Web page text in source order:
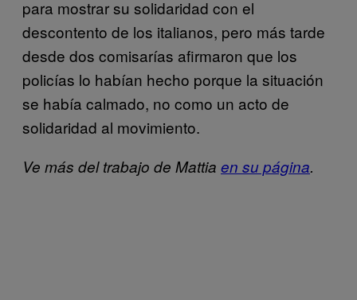
para mostrar su solidaridad con el
descontento de los italianos, pero más tarde
desde dos comisarías afirmaron que los
policías lo habían hecho porque la situación
se había calmado, no como un acto de
solidaridad al movimiento.
Ve más del trabajo de Mattia en su página.